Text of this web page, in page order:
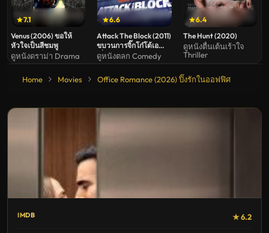
7.1
Venus (2006) ขอให้
หัวใจเป็นสีชมพู
ดูหนังดราม่า Drama
6.6
Attack The Block (2011)
ขบวนการจิ๊กโก๋โต้เอ
เลี่ยน
ดูหนังตลก Comedy
6.4
The Hunt (2020)
ดูหนังตื่นเต้นเร้าใจ
Thriller
Home Movies Office Romance (2026) ปิ๊งรักในออฟฟิศ
IMDB ★ 6.2